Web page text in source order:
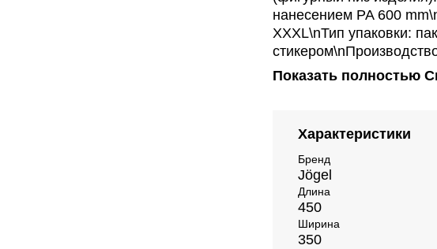
нанесением PA 600
XXXL\nТип упаковки:
Показать полностью
Характеристики
Бренд
Jögel
Длина
450
Ширина
350